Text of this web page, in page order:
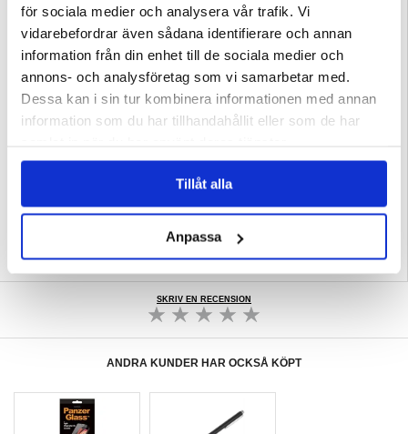
för sociala medier och analysera vår trafik. Vi
vidarebefordrar även sådana identifierare och annan
information från din enhet till de sociala medier och
annons- och analysföretag som vi samarbetar med.
Dessa kan i sin tur kombinera informationen med annan
information som du har tillhandahållit eller som de har
Tillåt alla
Anpassa
Egenskaper:
- Snyggt Mandala Series plånboksfodral tillverkat för Samsung Galaxy A37
- Snyggt mandala mönster ger stil till fodralet
- Perfekt ersättare för din plånbok - fodralet har innerfickor för kort och ett fack
för kontanter
- Alla nödvändiga utskärningar ger bekväm användning i vardagen av din
- Material: polyuretan med ett innerskal i TPU (termoplastisk polyuretan)
Kompatibilitet: Samsung Galaxy A37
Mobiltillbehör ,Samsung Skal & Tillbehör
SKRIV EN RECENSION
ANDRA KUNDER HAR OCKSÅ KÖPT